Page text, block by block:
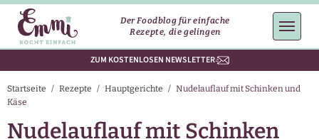
Der Foodblog für einfache
Rezepte, die gelingen
ZUM KOSTENLOSEN NEWSLETTER
Startseite / Rezepte / Hauptgerichte / Nudelauflauf mit Schinken und
Käse
Nudelauflauf mit Schinken